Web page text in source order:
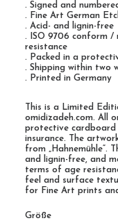
. Signed and
. Fine Art German
. Acid- and lignin-free
. ISO 9706 conform /
resistance
. Packed in a
. Shipping within two
. Printed in Germany
This is a Limited
omidizadeh.com. All
protective cardboard
insurance. The
from „Hahnemühle“.
and lignin-free, and
terms of age
feel and surface
for Fine Art prints
Größe